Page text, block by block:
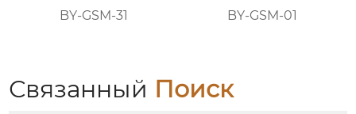
BY-GSM-31 BY-GSM-01
Связанный Поиск